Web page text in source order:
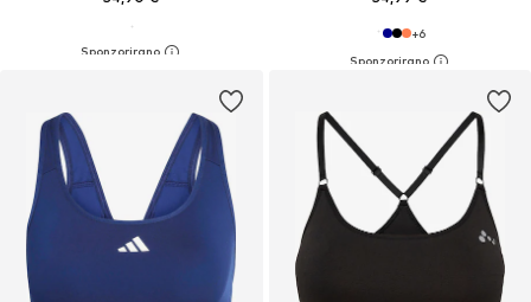
+6